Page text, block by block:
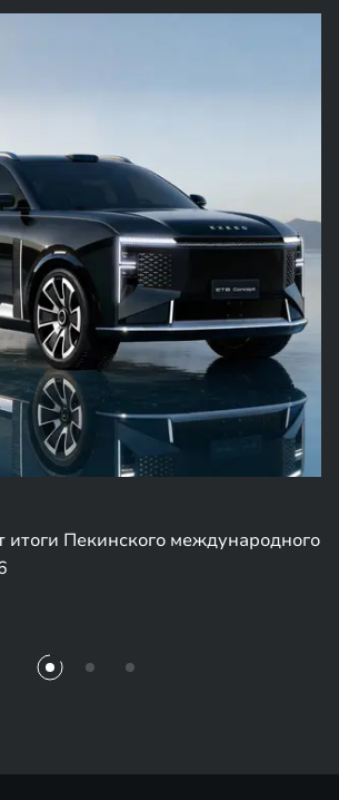
итоги Пекинского международного